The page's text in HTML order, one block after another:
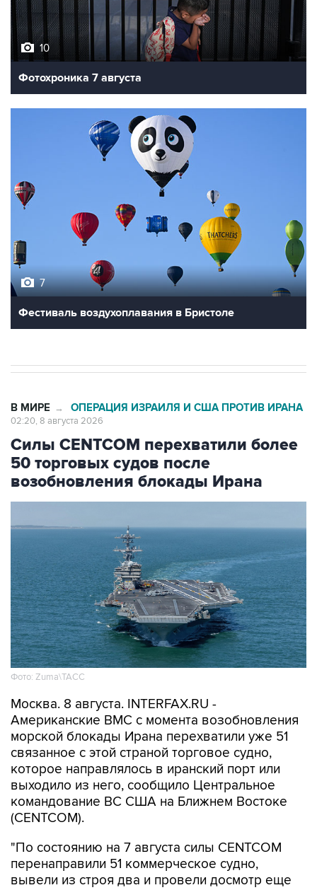
10
Фотохроника 7 августа
Фестиваль воздухоплавания в Бристоле
Силы CENTCOM перехватили более
50 торговых судов после
возобновления блокады Ирана
Фото: Zuma\ТАСС
Москва. 8 августа. INTERFAX.RU -
морской блокады Ирана перехватили уже 51
связанное с этой страной торговое судно,
которое направлялось в иранский порт или
выходило из него, сообщило Центральное
командование ВС США на Ближнем Востоке
(CENTCOM).
"По состоянию на 7 августа силы CENTCOM
вывели из строя два и провели досмотр еще
двух судов в рамках обеспечения блокады", -
говорится в сообщении.